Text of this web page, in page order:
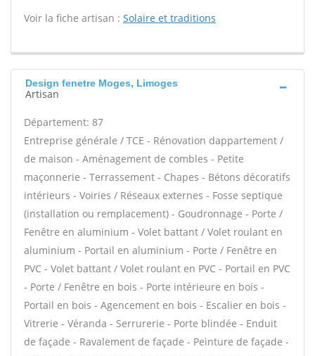
Voir la fiche artisan : Solaire et traditions
Design fenetre Moges, Limoges
Artisan
Département: 87
Entreprise générale / TCE - Rénovation dappartement /
de maison - Aménagement de combles - Petite
maçonnerie - Terrassement - Chapes - Bétons décoratifs
intérieurs - Voiries / Réseaux externes - Fosse septique
(installation ou remplacement) - Goudronnage - Porte /
Fenêtre en aluminium - Volet battant / Volet roulant en
aluminium - Portail en aluminium - Porte / Fenêtre en
PVC - Volet battant / Volet roulant en PVC - Portail en PVC
- Porte / Fenêtre en bois - Porte intérieure en bois -
Portail en bois - Agencement en bois - Escalier en bois -
Vitrerie - Véranda - Serrurerie - Porte blindée - Enduit
de façade - Ravalement de façade - Peinture de façade -